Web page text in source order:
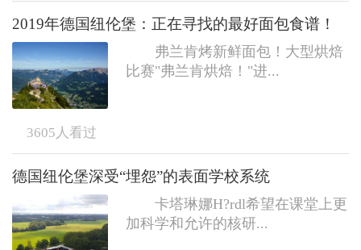
2019年德国纽伦堡：正在寻找的最好面包食谱！
弗兰肯烤新鲜面包！大型烘焙
比赛"弗兰肯烘焙！"进...
3605 人看过
德国纽伦堡深受“埋怨”的表面学校系统
卡塔琳娜H?rdl希望在课堂上更
加科学和允许的核研...